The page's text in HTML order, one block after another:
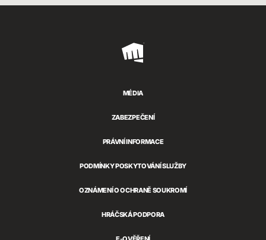
Riot
MÉDIA
ZABEZPEČENÍ
PRÁVNÍ INFORMACE
PODMÍNKY POSKYTOVÁNÍ SLUŽBY
OZNÁMENÍ O OCHRANĚ SOUKROMÍ
HRÁČSKÁ PODPORA